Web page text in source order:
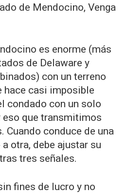
de Mendocino, Venga
es enorme (más
de Delaware y
con un terreno
hace casi imposible
condado con un solo
eso que transmitimos
Cuando conduce de una
otra, debe ajustar su
tres señales.
fines de lucro y no